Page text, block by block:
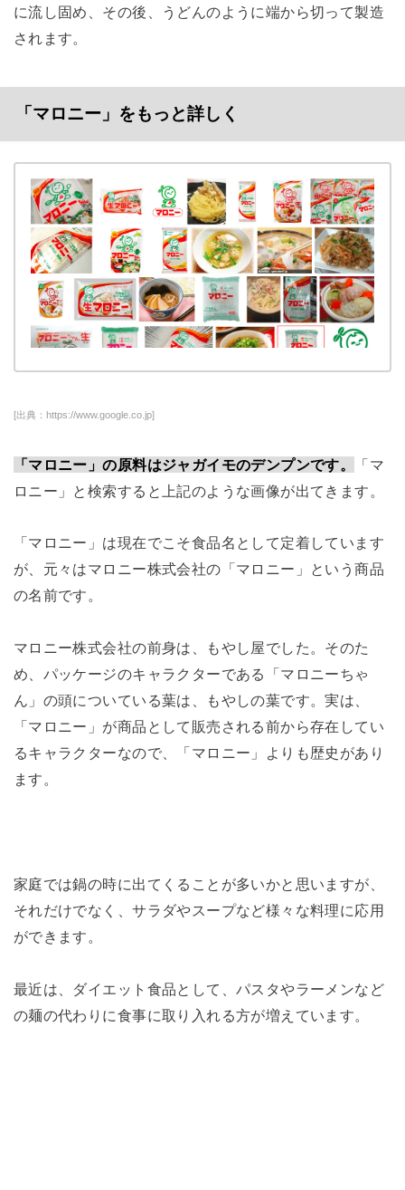
に流し固め、その後、うどんのように端から切って製造
されます。
「マロニー」をもっと詳しく
[出典：https://www.google.co.jp]
「マロニー」の原料はジャガイモのデンプンです。
「マ
ロニー」と検索すると上記のような画像が出てきます。
「マロニー」は現在でこそ食品名として定着しています
が、元々はマロニー株式会社の「マロニー」という商品
の名前です。
マロニー株式会社の前身は、もやし屋でした。そのた
め、パッケージのキャラクターである「マロニーちゃ
ん」の頭についている葉は、もやしの葉です。実は、
「マロニー」が商品として販売される前から存在してい
るキャラクターなので、「マロニー」よりも歴史があり
ます。
家庭では鍋の時に出てくることが多いかと思いますが、
それだけでなく、サラダやスープなど様々な料理に応用
ができます。
最近は、ダイエット食品として、パスタやラーメンなど
の麺の代わりに食事に取り入れる方が増えています。